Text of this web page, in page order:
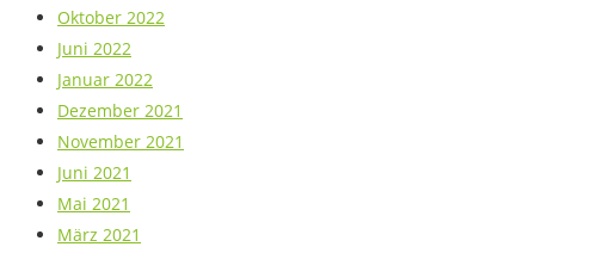
Oktober 2022
Juni 2022
Januar 2022
Dezember 2021
November 2021
Juni 2021
Mai 2021
März 2021